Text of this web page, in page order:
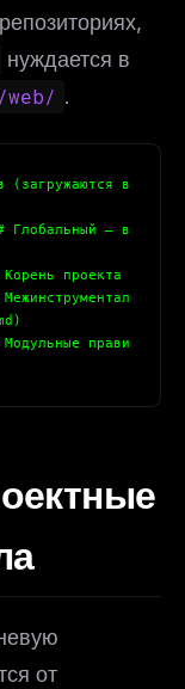
нуждается в
web/ .
(загружаются в
Глобальный — в
проекта
прави
от